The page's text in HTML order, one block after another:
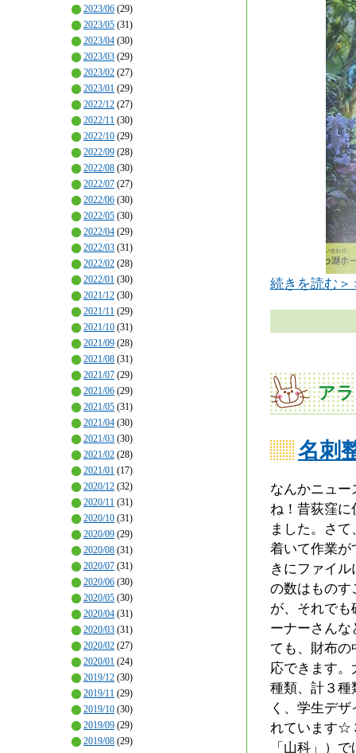
2023/06 (29)
2023/05 (31)
2023/04 (30)
2023/03 (29)
2023/02 (27)
2023/01 (29)
2022/12 (27)
2022/11 (30)
2022/10 (29)
2022/09 (28)
2022/08 (30)
2022/07 (27)
2022/06 (30)
2022/05 (30)
2022/04 (29)
2022/03 (31)
2022/02 (28)
2022/01 (30)
2021/12 (30)
2021/11 (29)
2021/10 (31)
2021/09 (28)
2021/08 (31)
2021/07 (29)
2021/06 (29)
2021/05 (31)
2021/04 (30)
2021/03 (30)
2021/02 (28)
2021/01 (17)
2020/12 (32)
2020/11 (31)
2020/10 (31)
2020/09 (29)
2020/08 (31)
2020/07 (31)
2020/06 (30)
2020/05 (30)
2020/04 (31)
2020/03 (31)
2020/02 (27)
2020/01 (24)
2019/12 (30)
2019/11 (29)
2019/10 (30)
2019/09 (29)
2019/08 (29)
続きを読む＞
ア
名刺
なんかニュ
ね！昔荻窪
ました。さ
着いて作業
きにファイ
の数はものす
が、それで
ーナーさん
ても、財布
応できます
種類、計３種
く、学生デ
れています☆
「山科」）